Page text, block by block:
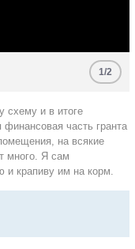
1/2
схему и в итоге
часть гранта
на всякие
много. Я сам
и крапиву им на корм.